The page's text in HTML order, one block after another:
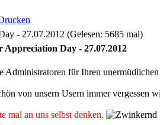
- 27.07.2012 (Gelesen: 5685 mal)
Appreciation Day - 27.07.2012
Administratoren für Ihren unermüdlichen
von unsern Usern immer vergessen
mal an uns selbst denken.